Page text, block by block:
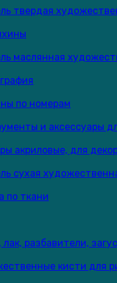
твердая
маслянная
по номерам
и аксессуары
акриловые, для
сухая
по ткани
лак, разбавители,
кисти для